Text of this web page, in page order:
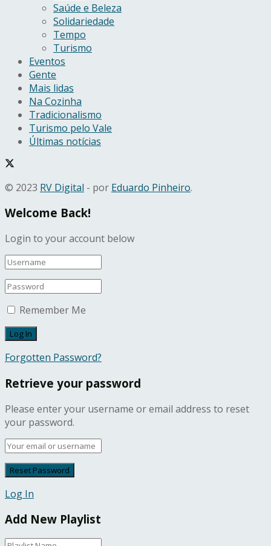
Saúde e Beleza
Solidariedade
Tempo
Turismo
Eventos
Gente
Mais lidas
Na Cozinha
Tradicionalismo
Turismo pelo Vale
Últimas notícias
© 2023 RV Digital - por Eduardo Pinheiro.
Welcome Back!
Login to your account below
Remember Me
Forgotten Password?
Retrieve your password
Please enter your username or email address to reset
your password.
Log In
Add New Playlist